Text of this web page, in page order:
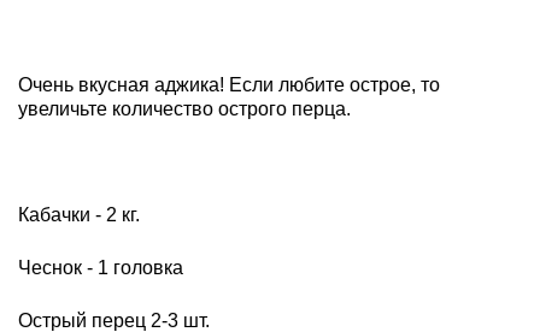
Очень вкусная аджика! Если любите острое, то
увеличьте количество острого перца.
Кабачки - 2 кг.
Чеснок - 1 головка
Острый перец 2-3 шт.